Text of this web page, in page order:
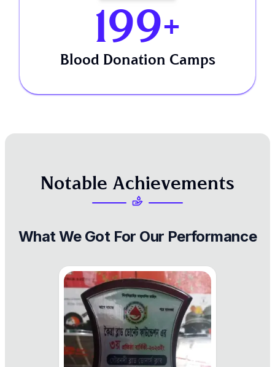
200+
Blood Donation Camps
Notable Achievements
WhatWeGotFor Our Performance